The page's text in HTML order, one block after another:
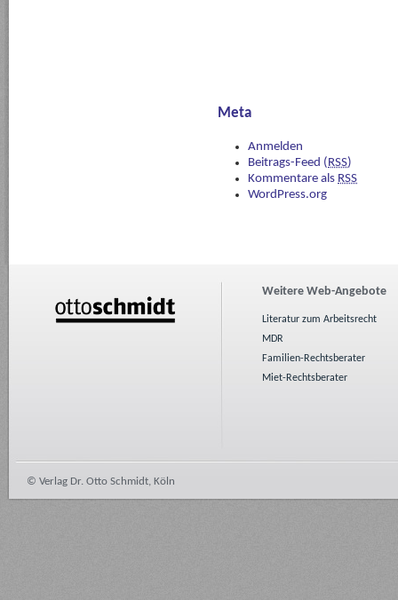
Meta
Anmelden
Beitrags-Feed (RSS)
Kommentare als RSS
WordPress.org
Weitere Web-Angebote
Literatur zum Arbeitsrecht
MDR
Familien-Rechtsberater
Miet-Rechtsberater
© Verlag Dr. Otto Schmidt, Köln